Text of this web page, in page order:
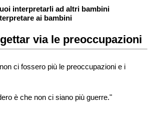
interpretarli ad altri bambini
ai bambini
via le preoccupazioni
ci fossero più le preoccupazioni e i
è che non ci siano più guerre."